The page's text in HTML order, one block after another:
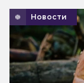
Новости